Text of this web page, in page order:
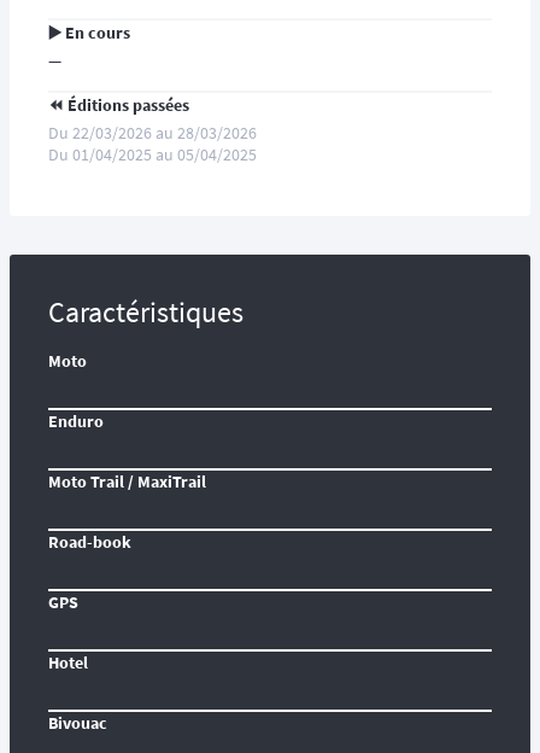
▶️ En cours
—
⏪️ Éditions passées
Du 22/03/2026 au 28/03/2026
Du 01/04/2025 au 05/04/2025
Caractéristiques
Moto
Enduro
Moto Trail / MaxiTrail
Road-book
GPS
Hotel
Bivouac